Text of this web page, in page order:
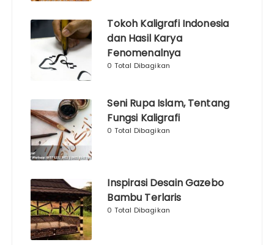
Tokoh Kaligrafi Indonesia
dan Hasil Karya
Fenomenalnya
0 Total Dibagikan
Seni Rupa Islam, Tentang
Fungsi Kaligrafi
0 Total Dibagikan
Inspirasi Desain Gazebo
Bambu Terlaris
0 Total Dibagikan